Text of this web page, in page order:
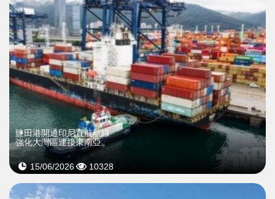
鹽田港開通印尼直航航線
強化大灣區連接東南亞
15/06/2026 10328